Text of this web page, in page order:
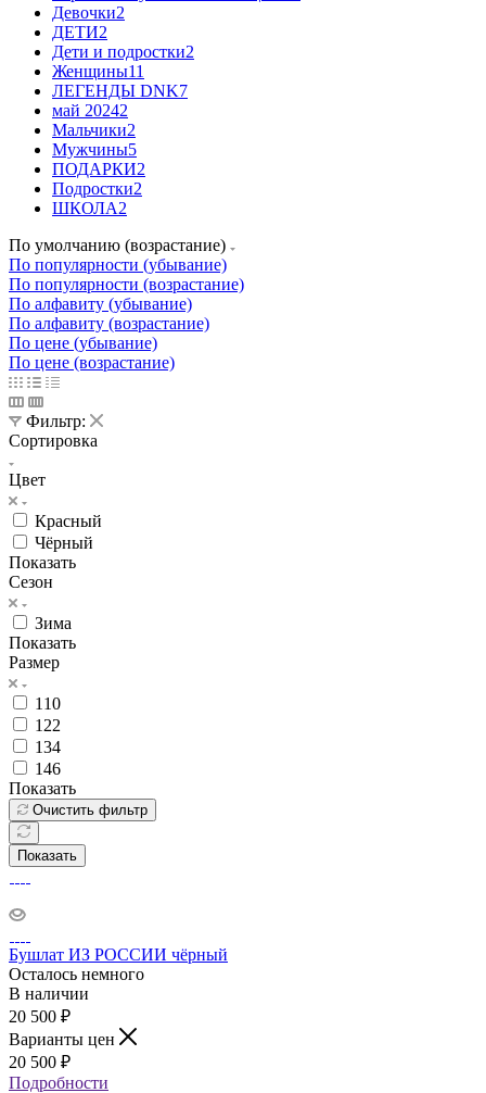
Девочки2
ДЕТИ2
Дети и подростки2
Женщины11
ЛЕГЕНДЫ DNK7
май 20242
Мальчики2
Мужчины5
ПОДАРКИ2
Подростки2
ШКОЛА2
По умолчанию (возрастание)
По популярности (убывание)
По популярности (возрастание)
По алфавиту (убывание)
По алфавиту (возрастание)
По цене (убывание)
По цене (возрастание)
Фильтр:
Сортировка
Цвет
Красный
Чёрный
Показать
Сезон
Зима
Показать
Размер
110
122
134
146
Показать
Очистить фильтр
Показать
Бушлат ИЗ РОССИИ чёрный
Осталось немного
В наличии
20 500 ₽
Варианты цен
20 500 ₽
Подробности